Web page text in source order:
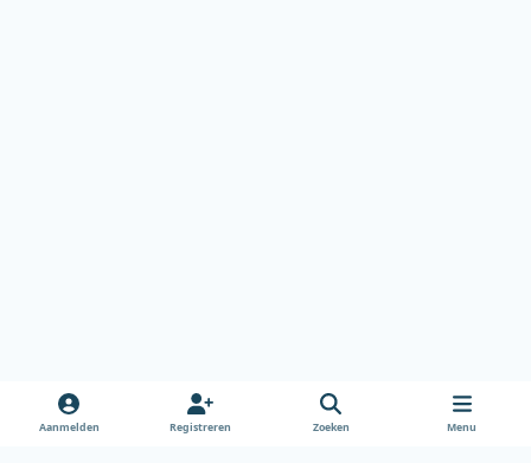
Aanmelden Registreren Zoeken Menu